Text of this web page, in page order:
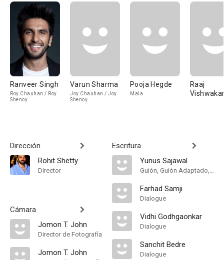
Ranveer Singh
Roy Chauhan / Roy
Shenoy
Varun Sharma
Joy Chauhan / Joy
Shenoy
Pooja Hegde
Mala
Raaj
Dirección
Rohit Shetty
Director
Cámara
Jomon T. John
Director de Fotografía
Jomon T. John
Escritura
Yunus Sajawal
Guión, Guión Adaptado, Adaptation
Farhad Samji
Dialogue
Vidhi Godhgaonkar
Dialogue
Sanchit Bedre
Dialogue